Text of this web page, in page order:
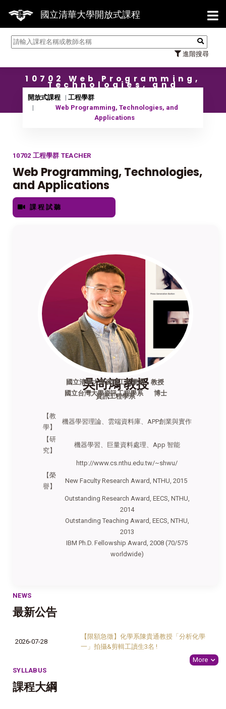
國立清華大學開放式課程
進階搜尋
【7/
10702 Web Programming,
Technologies, and
Applications
開放式課程
工程學群
Web Programming, Technologies, and
Applications
10702 工程學群 TEACHER
Web Programming, Technologies,
and Applications
課程試聽
吳尚鴻 教授
資訊工程學系
國立清華大學資訊工程學系 教授
國立台灣大學資訊工程學系 博士
【教
學】
機器學習理論、雲端資料庫、APP創業與實作
【研
究】
機器學習、巨量資料處理、App 智能
http://www.cs.nthu.edu.tw/~shwu/
【榮
譽】
New Faculty Research Award, NTHU, 2015
Outstanding Research Award, EECS, NTHU,
2014
Outstanding Teaching Award, EECS, NTHU,
2013
IBM Ph.D. Fellowship Award, 2008 (70/575
worldwide)
NEWS
最新公告
2026-07-28
【限額急徵】化學系陳貴通教授「分析化學
一」拍攝&剪輯工讀生3名 !
More
SYLLABUS
課程大綱